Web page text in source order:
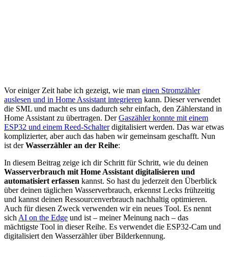
Vor einiger Zeit habe ich gezeigt, wie man einen Stromzähler
auslesen und in Home Assistant integrieren kann. Dieser verwendet
die SML und macht es uns dadurch sehr einfach, den Zählerstand in
Home Assistant zu übertragen. DerGaszähler konnte mit einem
ESP32 und einem Reed-Schalterdigitalisiert werden. Das war etwas
komplizierter, aber auch das haben wir gemeinsam geschafft. Nun
ist derWasserzähler an der Reihe:
In diesem Beitrag zeige ich dir Schritt für Schritt, wie du deinen
Wasserverbrauch mit Home Assistant digitalisieren und
automatisiert erfassen kannst. So hast du jederzeit den Überblick
über deinen täglichen Wasserverbrauch, erkennst Lecks frühzeitig
und kannst deinen Ressourcenverbrauch nachhaltig optimieren.
Auch für diesen Zweck verwenden wir ein neues Tool. Es nennt
sich AI on the Edge und ist – meiner Meinung nach – das
mächtigste Tool in dieser Reihe. Es verwendet die ESP32-Cam und
digitalisiert den Wasserzähler über Bilderkennung.